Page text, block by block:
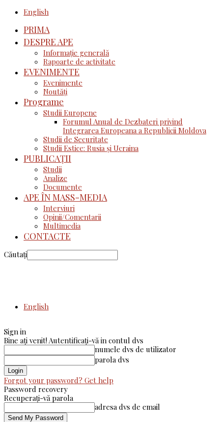
English
PRIMA
DESPRE APE
Informație generală
Rapoarte de activitate
EVENIMENTE
Evenimente
Noutăţi
Programe
Studii Europene
Forumul Anual de Dezbateri privind
Integrarea Europeana a Republicii Moldova
Studii de Securitate
Studii Estice: Rusia și Ucraina
PUBLICAȚII
Studii
Analize
Documente
APE ÎN MASS-MEDIA
Interviuri
Opinii/Comentarii
Multimedia
CONTACTE
Căutați
English
Sign in
Bine ați venit! Autentificați-vă in contul dvs
numele dvs de utilizator
parola dvs
Forgot your password? Get help
Password recovery
Recuperați-vă parola
adresa dvs de email